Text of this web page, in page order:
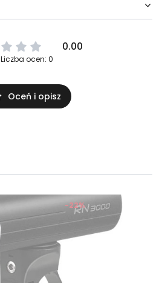
0.00
Liczba ocen: 0
Oceń i opisz
-22%